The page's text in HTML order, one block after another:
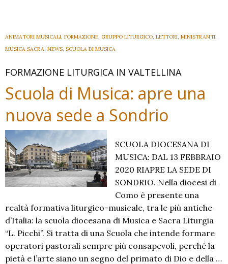
ANIMATORI MUSICALI, FORMAZIONE, GRUPPO LITURGICO, LETTORI, MINISTRANTI,
MUSICA SACRA, NEWS, SCUOLA DI MUSICA
FORMAZIONE LITURGICA IN VALTELLINA
Scuola di Musica: apre una
nuova sede a Sondrio
SCUOLA DIOCESANA DI
MUSICA: DAL 13 FEBBRAIO
2020 RIAPRE LA SEDE DI
SONDRIO. Nella diocesi di
Como è presente una
realtà formativa liturgico-musicale, tra le più antiche
d’Italia: la scuola diocesana di Musica e Sacra Liturgia
“L. Picchi”. Si tratta di una Scuola che intende formare
operatori pastorali sempre più consapevoli, perché la
pietà e l’arte siano un segno del primato di Dio e della …